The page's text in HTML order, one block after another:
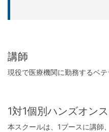
講師
現役で医療機関に勤務するベ
1対1個別ハンズオン
本スクールは、1ブースに講師